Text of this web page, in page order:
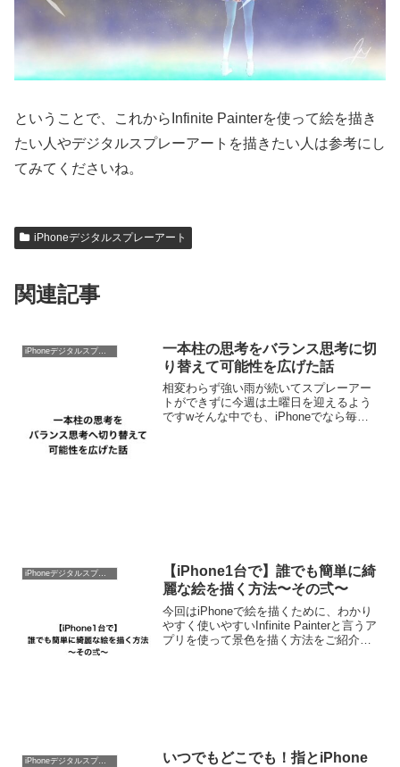
ということで、これからInfinite Painterを使って絵を描き
たい人やデジタルスプレーアートを描きたい人は参考にし
てみてくださいね。
iPhoneデジタルスプレーアート
関連記事
一本柱の思考をバランス思考に切
り替えて可能性を広げた話
相変わらず強い雨が続いてスプレーアー
トができずに今週は土曜日を迎えるよう
ですwそんな中でも、iPhoneでなら毎日
iPhoneデジタルスプレーアート
【iPhone1台で】誰でも簡単に綺
麗な絵を描く方法〜その弍〜
今回はiPhoneで絵を描くために、わかり
やすく使いやすいInfinite Painterと言うア
プリを使って景色を描く方法をご紹介し
いつでもどこでも！指とiPhone